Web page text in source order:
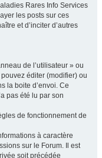
Rares Info Services
les posts sur ces
et d’inciter d’autres
de l’utilisateur » ou
éditer (modifier) ou
la boite d’envoi. Ce
pas été lu par son
de fonctionnement de
à caractère
sur le Forum. Il est
soit précédée